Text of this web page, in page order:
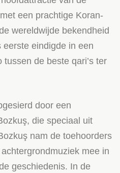
een prachtige Koran-
wereldwijde bekendheid
eerste eindigde in een
de beste qari’s ter
door een
die speciaal uit
nam de toehoorders
mee in
geschiedenis. In de